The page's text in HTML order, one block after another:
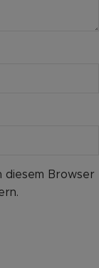
diesem Browser